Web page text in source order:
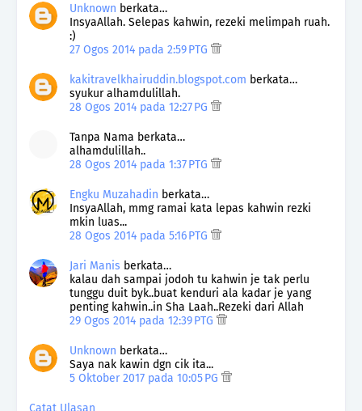
Unknown berkata…
InsyaAllah. Selepas kahwin, rezeki melimpah ruah.
:)
27 Ogos 2014 pada 2:59 PTG
kakitravelkhairuddin.blogspot.com berkata…
syukur alhamdulillah.
28 Ogos 2014 pada 12:27 PG
Tanpa Nama berkata…
alhamdulillah..
28 Ogos 2014 pada 1:37 PTG
Engku Muzahadin berkata…
InsyaAllah, mmg ramai kata lepas kahwin rezki
mkin luas...
28 Ogos 2014 pada 5:16 PTG
Jari Manis berkata…
kalau dah sampai jodoh tu kahwin je tak perlu
tunggu duit byk..buat kenduri ala kadar je yang
penting kahwin..in Sha Laah..Rezeki dari Allah
29 Ogos 2014 pada 12:39 PTG
Unknown berkata…
Saya nak kawin dgn cik ita...
5 Oktober 2017 pada 10:05 PG
Catat Ulasan